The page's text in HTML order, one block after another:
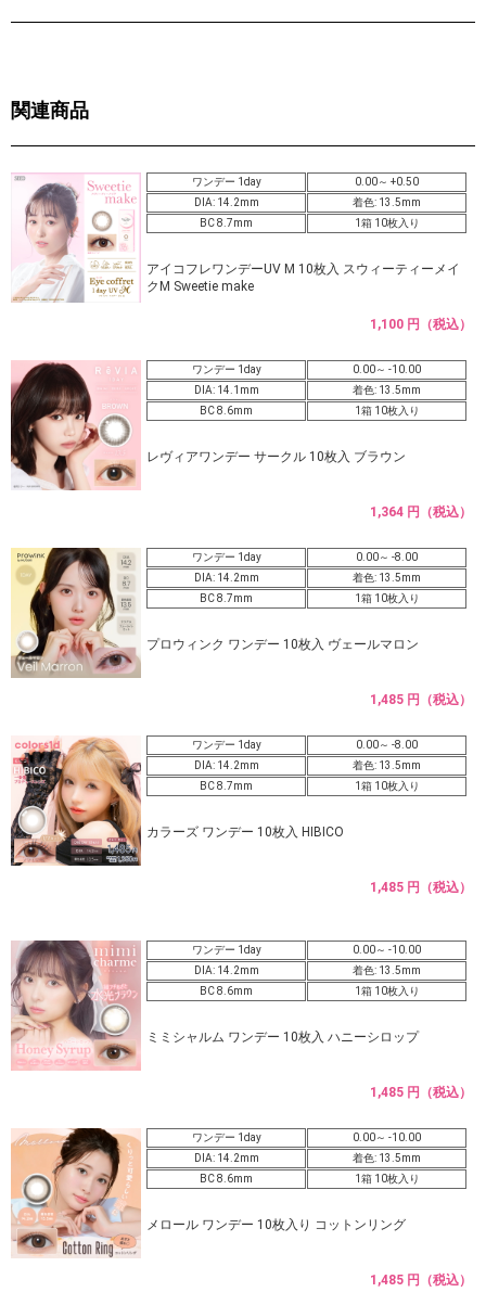
関連商品
ワンデー 1day
0.00～ +0.50
DIA: 14.2mm
着色: 13.5mm
BC 8.7mm
1箱 10枚入り
アイコフレワンデーUV M 10枚入 スウィーティーメイ
クM Sweetie make
1,100 円（税込）
ワンデー 1day
0.00～ -10.00
DIA: 14.1mm
着色: 13.5mm
BC 8.6mm
1箱 10枚入り
レヴィアワンデー サークル 10枚入 ブラウン
1,364 円（税込）
ワンデー 1day
0.00～ -8.00
DIA: 14.2mm
着色: 13.5mm
BC 8.7mm
1箱 10枚入り
プロウィンク ワンデー 10枚入 ヴェールマロン
1,485 円（税込）
ワンデー 1day
0.00～ -8.00
DIA: 14.2mm
着色: 13.5mm
BC 8.7mm
1箱 10枚入り
カラーズ ワンデー 10枚入 HIBICO
1,485 円（税込）
ワンデー 1day
0.00～ -10.00
DIA: 14.2mm
着色: 13.5mm
BC 8.6mm
1箱 10枚入り
ミミシャルム ワンデー 10枚入 ハニーシロップ
1,485 円（税込）
ワンデー 1day
0.00～ -10.00
DIA: 14.2mm
着色: 13.5mm
BC 8.6mm
1箱 10枚入り
メロール ワンデー 10枚入り コットンリング
1,485 円（税込）